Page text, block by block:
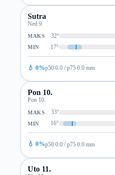
Sutra
Ned 9.
MAKS 32°
MIN 17°
💧 0%p50 0.0 / p75 0.0 mm
Pon 10.
Pon 10.
MAKS 33°
MIN 16°
💧 0%p50 0.0 / p75 0.0 mm
Uto 11.